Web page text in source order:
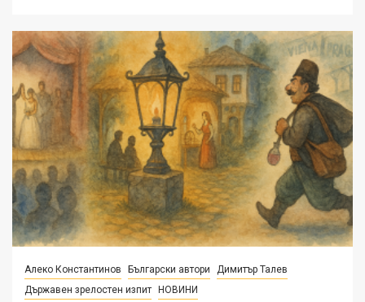
Алеко Константинов Български автори
Димитър Талев
Държавен зрелостен изпит НОВИНИ